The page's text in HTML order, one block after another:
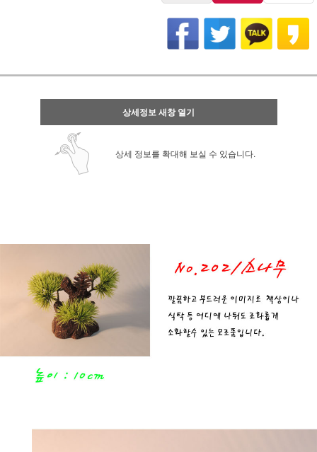
상세정보 새창 열기
상세 정보를 확대해 보실 수 있습니다.